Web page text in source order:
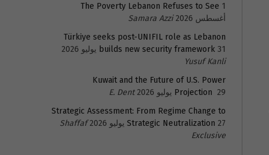
The Poverty Lebanon Refuses to See 1
أغسطس 2026
Samara Azzi
Türkiye seeks post-UNIFIL role as Lebanon
builds new security framework 31 يوليو 2026
Yusuf Kanli
Kuwait and the Future of U.S. Power
Projection 29 يوليو 2026
E. Dent
Strategic Assessment: From Regime Change to
Strategic Neutralization 27 يوليو 2026
Shaffaf
Exclusive